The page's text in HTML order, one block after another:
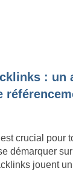
: un
crucial pour
démarquer
jouent